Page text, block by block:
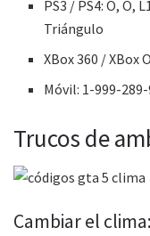
PS3 / PS4: O, O,
Triángulo
XBox 360 / XBox
Móvil: 1-999-
Trucos de
Cambiar el clima: